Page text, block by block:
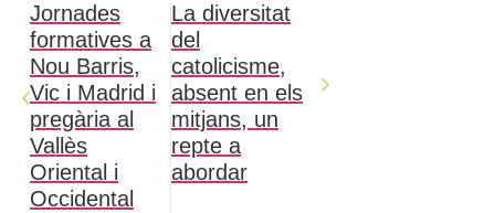
Jornades
formatives a
Nou Barris,
Vic i Madrid i
pregària al
Vallès
Oriental i
Occidental
La diversitat
del
catolicisme,
absent en els
mitjans, un
repte a
abordar